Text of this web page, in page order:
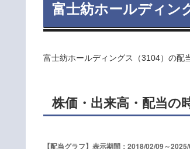
富士紡ホールディン
富士紡ホールディングス（3104）の配
株価・出来高・配当の